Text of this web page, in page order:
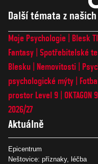
Další témata z
Moje Psychologie Blesk
Fantasy Spotřebitelské
Blesku
Nemovitosti
psychologické mýty
prostor Level 9
2026/27
Aktuálně
Epicentrum
Neštovice: příznaky, léčba